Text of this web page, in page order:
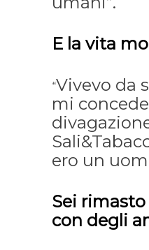
E la vita
“Vivevo da
mi
ero un
Sei
con degli